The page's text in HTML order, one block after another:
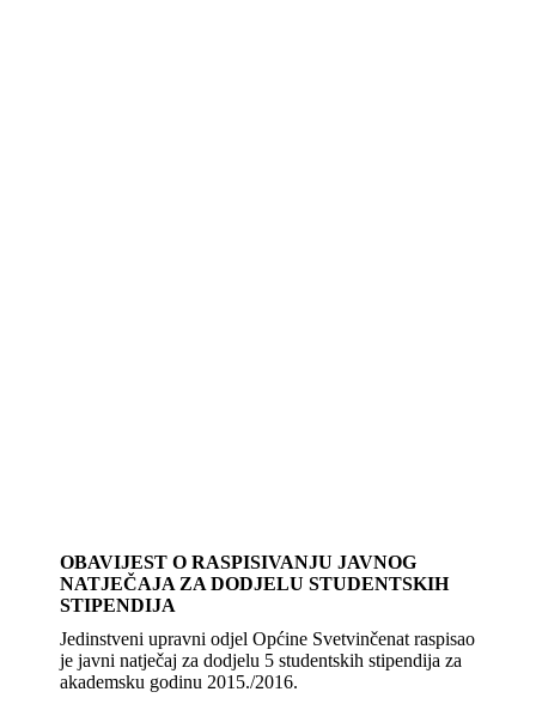
OBAVIJEST O RASPISIVANJU JAVNOG
NATJEČAJA ZA DODJELU STUDENTSKIH
STIPENDIJA
Jedinstveni upravni odjel Općine Svetvinčenat raspisao
je javni natječaj za dodjelu 5 studentskih stipendija za
akademsku godinu 2015./2016.